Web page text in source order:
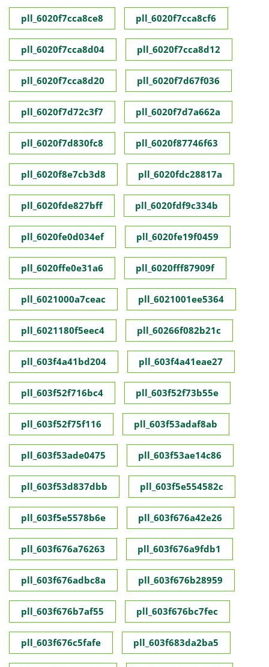
pll_6020f7cca8ce8 pll_6020f7cca8cf6
pll_6020f7cca8d04 pll_6020f7cca8d12
pll_6020f7cca8d20 pll_6020f7d67f036
pll_6020f7d72c3f7 pll_6020f7d7a662a
pll_6020f7d830fc8 pll_6020f87746f63
pll_6020f8e7cb3d8 pll_6020fdc28817a
pll_6020fde827bff pll_6020fdf9c334b
pll_6020fe0d034ef pll_6020fe19f0459
pll_6020ffe0e31a6 pll_6020fff87909f
pll_6021000a7ceac pll_6021001ee5364
pll_6021180f5eec4 pll_60266f082b21c
pll_603f4a41bd204 pll_603f4a41eae27
pll_603f52f716bc4 pll_603f52f73b55e
pll_603f52f75f116 pll_603f53adaf8ab
pll_603f53ade0475 pll_603f53ae14c86
pll_603f53d837dbb pll_603f5e554582c
pll_603f5e5578b6e pll_603f676a42e26
pll_603f676a76263 pll_603f676a9fdb1
pll_603f676adbc8a pll_603f676b28959
pll_603f676b7af55 pll_603f676bc7fec
pll_603f676c5fafe pll_603f683da2ba5